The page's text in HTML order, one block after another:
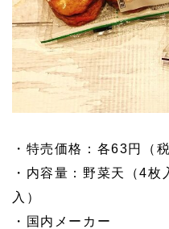
・特売価格：各63円（税
・内容量：野菜天（4
入）
・国内メーカー